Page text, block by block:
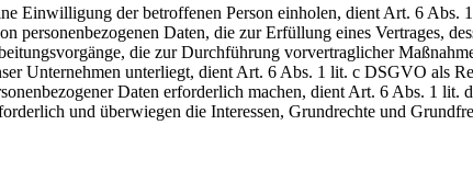
Einwilligung der betroffenen Person einholen, dient Art. 6
personenbezogenen Daten, die zur Erfüllung eines Vertrages,
die zur Durchführung vorvertraglicher
Unternehmen unterliegt, dient Art. 6 Abs. 1 lit. c DSGVO als
Daten erforderlich machen, dient Art. 6 Abs. 1
und überwiegen die Interessen, Grundrechte und